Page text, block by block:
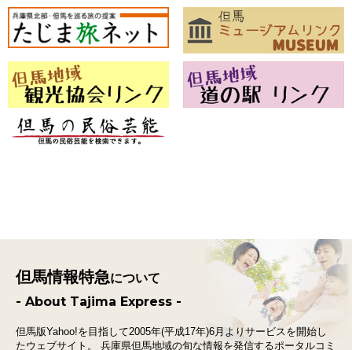
但馬情報特急について
- About Tajima Express -
但馬版Yahoo!を目指して2005年(平成17年)6月よりサービスを開始し
たウェブサイト。
兵庫県但馬地域の旬な情報を発信するポータルコミ